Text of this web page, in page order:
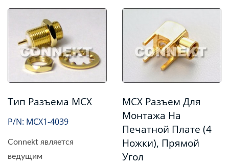
Тип Разъема MCX
P/N: MCX1-4039
Connekt является
ведущим
MCX Разъем Для
Монтажа На
Печатной Плате (4
Ножки), Прямой
Угол